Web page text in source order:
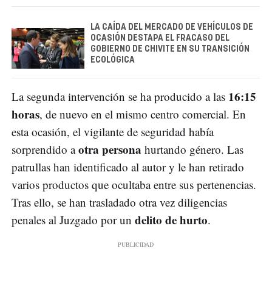
LA CAÍDA DEL MERCADO DE VEHÍCULOS DE
OCASIÓN DESTAPA EL FRACASO DEL
GOBIERNO DE CHIVITE EN SU TRANSICIÓN
ECOLÓGICA
La segunda intervención se ha producido a las 16:15
horas, de nuevo en el mismo centro comercial. En
esta ocasión, el vigilante de seguridad había
sorprendido aotra persona hurtando género. Las
patrullas han identificado al autor y le han retirado
varios productos que ocultaba entre sus pertenencias.
Tras ello, se han trasladado otra vez diligencias
penales al Juzgado por un delito de hurto.